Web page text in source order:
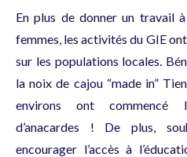
En plus de donner un travail
femmes, les activités du GIE
sur les populations locales.
la noix de cajou “made in”
environs ont commencé
d’anacardes ! De plus,
encourager l’accès à